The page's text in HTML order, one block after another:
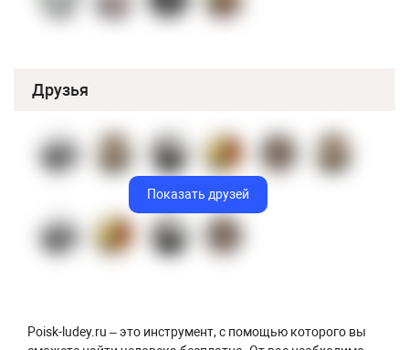
Друзья
Показать друзей
Poisk-ludey.ru – это инструмент, с помощью которого вы